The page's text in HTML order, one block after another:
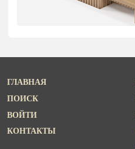
ГЛАВНАЯ
ПОИСК
ВОЙТИ
КОНТАКТЫ